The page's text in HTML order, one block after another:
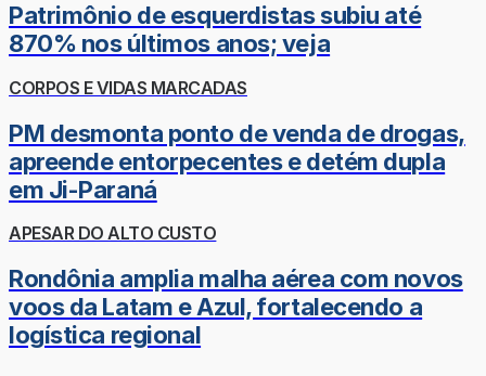
Patrimônio de esquerdistas subiu até
870% nos últimos anos; veja
CORPOS E VIDAS MARCADAS
PM desmonta ponto de venda de drogas,
apreende entorpecentes e detém dupla
em Ji-Paraná
APESAR DO ALTO CUSTO
Rondônia amplia malha aérea com novos
voos da Latam e Azul, fortalecendo a
logística regional